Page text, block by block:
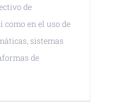
de
como en el uso de
sistemas
de